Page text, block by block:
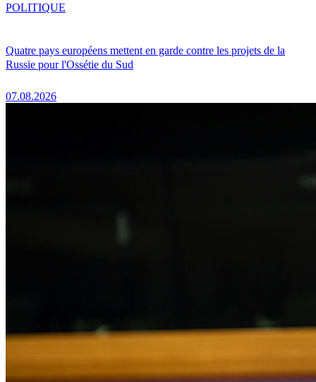
Quatre pays européens mettent en garde contre les projets de la
Russie pour l'Ossétie du Sud
07.08.2026
POLITIQUE